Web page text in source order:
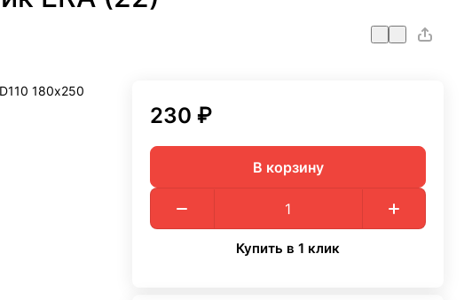
180х250
230 ₽
В корзину
Купить в 1 клик